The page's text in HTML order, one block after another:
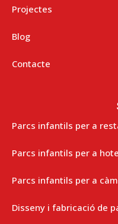
Projectes
Blog
Contacte
Parcs infantils per a
Parcs infantils per a
Parcs infantils per a
Disseny i fabricació de